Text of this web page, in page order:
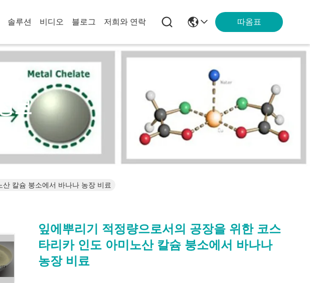
솔루션 비디오 블로그 저희와 연락 따옴표
보
칼슘 붕소에서 바나나 농장 비료
잎에뿌리기 적정량으로서의 공장을 위한 코스
타리카 인도 아미노산 칼슘 붕소에서 바나나
농장 비료